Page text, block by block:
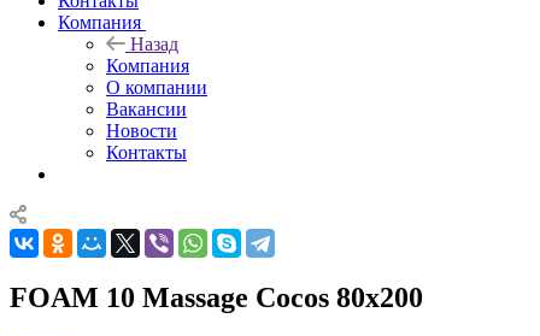
Компания
Назад
Компания
О компании
Вакансии
Новости
Контакты
FOAM 10 Massage Cocos 80x200